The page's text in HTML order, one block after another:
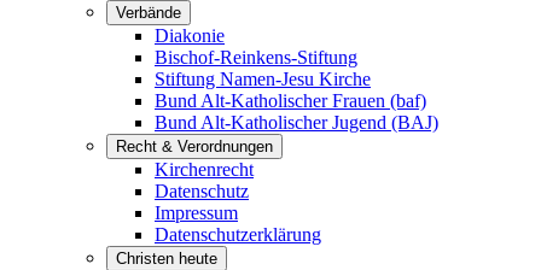
Verbände
Diakonie
Bischof-Reinkens-Stiftung
Stiftung Namen-Jesu Kirche
Bund Alt-Katholischer Frauen (baf)
Bund Alt-Katholischer Jugend (BAJ)
Recht & Verordnungen
Kirchenrecht
Datenschutz
Impressum
Datenschutzerklärung
Christen heute